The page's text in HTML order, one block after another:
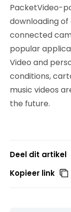
PacketVideo-
downloading
connected
popular
Video and
conditions,
music videos
the future.
Deel dit artikel
Kopieer link